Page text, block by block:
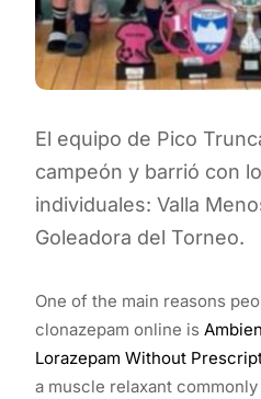
El equipo de Pico
campeón y barrió con
individuales: Valla
Goleadora del Torneo.
One of the main reasons
clonazepam online is
Lorazepam Without
a muscle relaxant